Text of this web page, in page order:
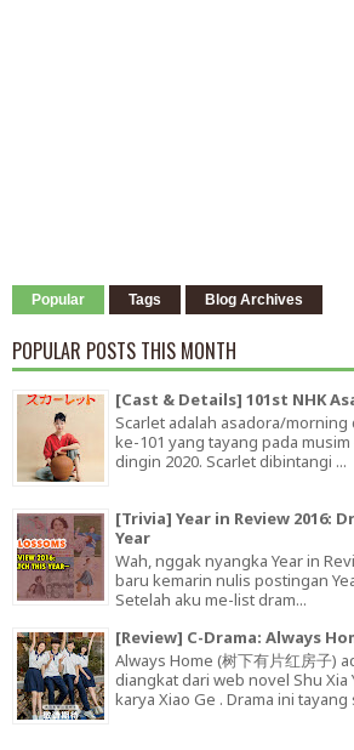
Popular Tags Blog Archives
POPULAR POSTS THIS MONTH
[Cast & Details] 101st NHK
Scarlet adalah asadora/morning
ke-101 yang tayang pada
dingin 2020. Scarlet dibintangi ...
[Trivia] Year in Review 2016:
Year
Wah, nggak nyangka Year in
baru kemarin nulis postingan
Setelah aku me-list dram...
[Review] C-Drama: Always
Always Home (树下有片红房子)
diangkat dari web novel Shu Xia
karya Xiao Ge . Drama ini tayang